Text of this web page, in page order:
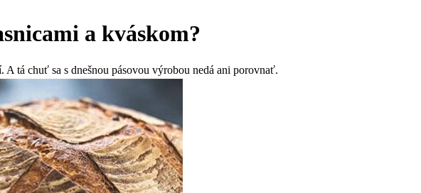
a kváskom?
tá chuť sa s dnešnou pásovou výrobou nedá ani porovnať.